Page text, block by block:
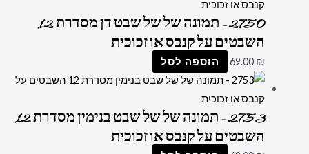
2750 – תמונה של של שבט דן מסדרת 12
השבטים על קנבס או זכוכית
69.00 ₪ הוספה לסל
2753 – תמונה של של שבט בנימין מסדרת 12
השבטים על קנבס או זכוכית